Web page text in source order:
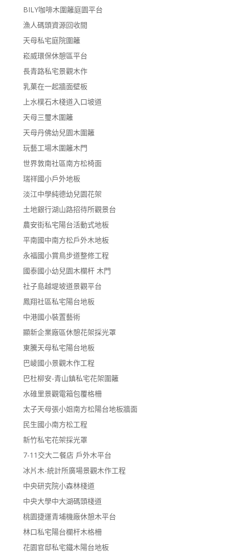
BILY咖啡木圍籬庭園平台
漁人碼頭資源回收間
天母私宅庭院圍籬
崧威環保休憩區平台
長青路私宅景觀木作
乳菓在一起牆面壁板
上水樸石木棧道入口坡道
天母三璽木圍籬
天母丹佛幼兒園木圍籬
玩藝工場木圍籬木門
世界敦南社區南方松椅面
瑞祥國小戶外地板
淡江中學純德幼兒園花架
土地銀行湖山路招待所觀景台
農安街私宅陽台活動式地板
平南國中南方松戶外木地板
永福國小賞鳥步道整修工程
國泰國小幼兒園木欄杆 木門
社子島越堤坡道景觀平台
鳳翔社區私宅陽台地板
中港國小裝置藝術
顯新企業廠區休憩花架採光罩
東騰天母私宅陽台地板
巴崚國小景觀木作工程
巴杜柳安-青山鎮私宅花架圍籬
水碓里景觀電箱包覆格柵
太子天母張小姐南方松陽台地板牆面
民生國小南方松工程
新竹私宅花架採光罩
7-11交大二餐店 戶外木平台
冰片木-統計所廣場景觀木作工程
中央研究院小森林棧道
中央大學中大湖碼頭棧道
桃園捷運青埔機廠休憩木平台
林口私宅陽台欄杆木格柵
花園官邸私宅鐵木陽台地板